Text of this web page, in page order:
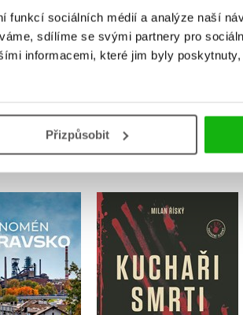
funkcí sociálních médií a analýze naší
sdílíme se svými partnery pro
informacemi, které jim byly
Přizpůsobit
BY VÁS TAKÉ ZAJÍMAT
Ostravsko
Jan Lenart
,
Kuchaři smrti
Milan Říský